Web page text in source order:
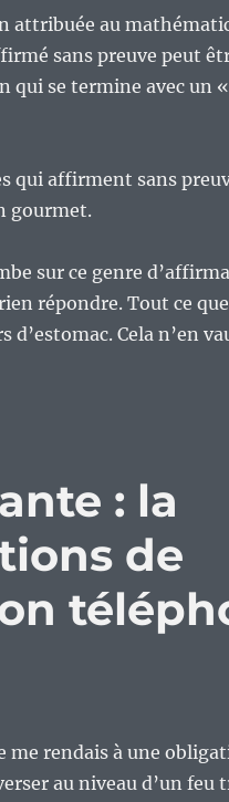
attribuée au
sans preuve peut
qui se termine avec un
qui affirment sans
gourmet.
sur ce genre
répondre. Tout ce
d’estomac. Cela n’en
: la
de
me rendais à une
au niveau d’un feu